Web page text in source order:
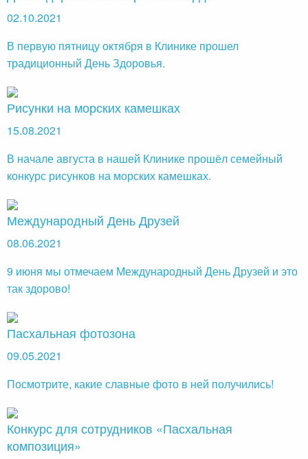
02.10.2021
В первую пятницу октября в Клинике прошел
традиционный День Здоровья.
Рисунки на морских камешках
15.08.2021
В начале августа в нашей Клинике прошёл семейный
конкурс рисунков на морских камешках.
Международный День Друзей
08.06.2021
9 июня мы отмечаем Международный День Друзей и это
так здорово!
Пасхальная фотозона
09.05.2021
Посмотрите, какие славные фото в ней получились!
Конкурс для сотрудников «Пасхальная
композиция»